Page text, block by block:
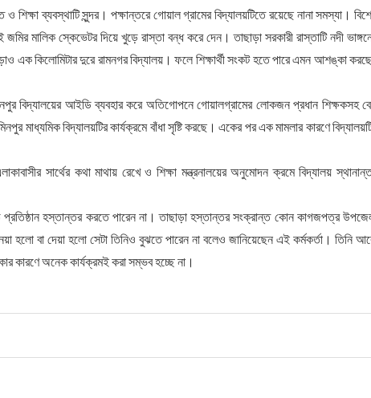
শিক্ষা ব্যবস্থাটি সুন্দর। পক্ষান্তরে গোয়াল গ্রামের বিদ্যালয়টিতে রয়েছে নানা সমস্যা।
মালিক স্কেভেটর দিয়ে খুড়ে রাস্তা বন্ধ করে দেন। তাছাড়া সরকারী রাস্তাটি নদী
এক কিলোমিটার দুরে রামনগর বিদ্যালয়। ফলে শিক্ষার্থী সংকট হতে পারে এমন আশঙ্কা
বিদ্যালয়ের আইডি ব্যবহার করে অতিগোপনে গোয়ালগ্রামের লোকজন প্রধান শিক্ষকসহ
মাধ্যমিক বিদ্যালয়টির কার্যক্রমে বাঁধা সৃষ্টি করছে। একের পর এক মামলার কারণে
সার্থের কথা মাথায় রেখে ও শিক্ষা মন্ত্রনালয়ের অনুমোদন ক্রমে বিদ্যালয়
প্রতিষ্ঠান হস্তান্তর করতে পারেন না। তাছাড়া হস্তান্তর সংক্রান্ত কোন কাগজপত্র
হলো বা দেয়া হলো সেটা তিনিও বুঝতে পারেন না বলেও জানিয়েছেন এই কর্মকর্তা। তিনি
কারণে অনেক কার্যক্রমই করা সম্ভব হচ্ছে না।